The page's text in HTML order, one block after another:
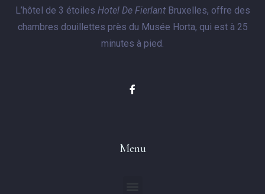
L’hôtel de 3 étoiles Hotel De FierlantBruxelles, offre des
chambres douillettes près du Musée Horta, qui est à 25
minutes à pied.
Menu